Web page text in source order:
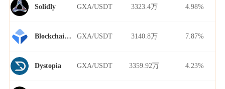
Solidly GXA/USDT 3323.4万 4.98%
Blockchain.com GXA/USDT 3140.8万 7.87%
Dystopia GXA/USDT 3359.92万 4.23%